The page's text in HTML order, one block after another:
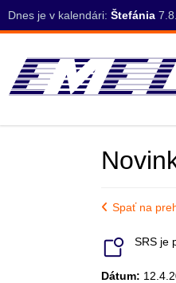
Dnes je v kalendári: Štefánia
Spať na
SRS je
Dátum: